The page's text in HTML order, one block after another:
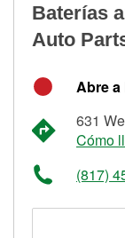
Baterías
Auto
Abre a
631
Cómo
(817)